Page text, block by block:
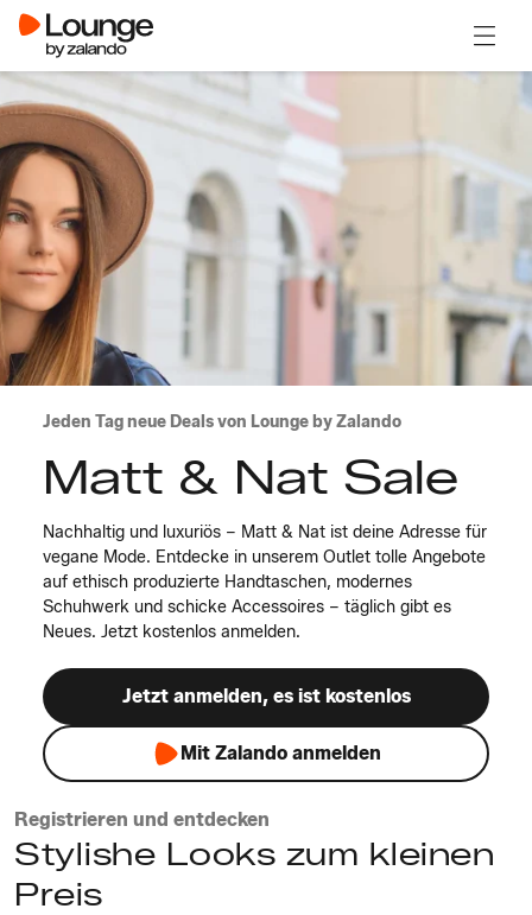
Jeden Tag neue Deals von Lounge by Zalando
Matt & Nat Sale
Nachhaltig und luxuriös – Matt & Nat ist deine Adresse für
vegane Mode. Entdecke in unserem Outlet tolle Angebote
auf ethisch produzierte Handtaschen, modernes
Schuhwerk und schicke Accessoires – täglich gibt es
Neues. Jetzt kostenlos anmelden.
Jetzt anmelden, es ist kostenlos
Mit Zalando anmelden
Registrieren und entdecken
Stylishe Looks zum kleinen
Preis